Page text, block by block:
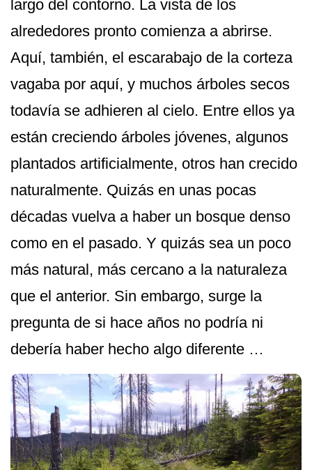
largo del contorno. La vista de los
alrededores pronto comienza a abrirse.
Aquí, también, el escarabajo de la corteza
vagaba por aquí, y muchos árboles secos
todavía se adhieren al cielo. Entre ellos ya
están creciendo árboles jóvenes, algunos
plantados artificialmente, otros han crecido
naturalmente. Quizás en unas pocas
décadas vuelva a haber un bosque denso
como en el pasado. Y quizás sea un poco
más natural, más cercano a la naturaleza
que el anterior. Sin embargo, surge la
pregunta de si hace años no podría ni
debería haber hecho algo diferente …